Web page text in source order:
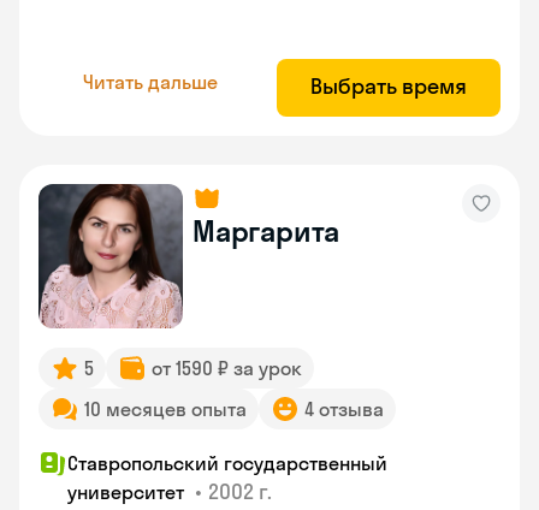
Читать дальше Выбрать время
Маргарита
5
от 1590 ₽ за урок
10 месяцев опыта
4 отзыва
Ставропольский государственный
университет • 2002 г.